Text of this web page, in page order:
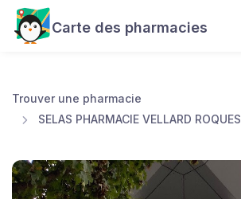
Carte des pharmacies
Trouver une pharmacie
SELAS PHARMACIE VELLARD ROQUES